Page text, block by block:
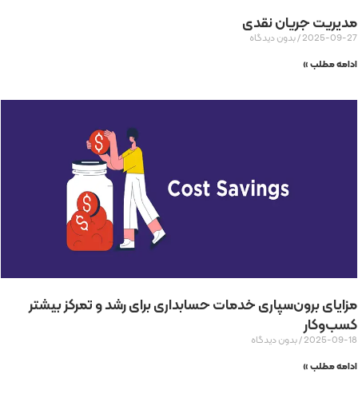
مدیریت جریان نقدی
2025-09-27 بدون دیدگاه
ادامه مطلب »
مزایای برون‌سپاری خدمات حسابداری برای رشد و تمرکز بیشتر
کسب‌وکار
2025-09-18 بدون دیدگاه
ادامه مطلب »